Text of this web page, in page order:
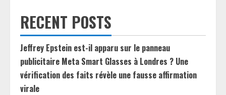
RECENT POSTS
Jeffrey Epstein est-il apparu sur le panneau
publicitaire Meta Smart Glasses à Londres ? Une
vérification des faits révèle une fausse affirmation
virale